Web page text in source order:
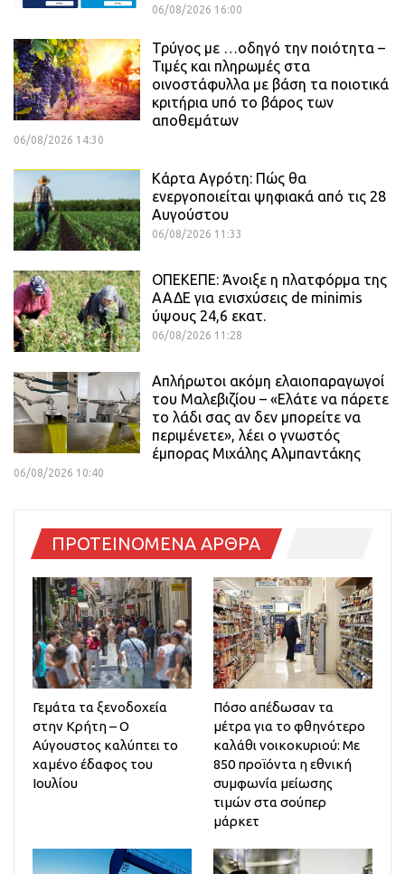
06/08/2026 16:00
Τρύγος με …οδηγό την ποιότητα –
Τιμές και πληρωμές στα
οινοστάφυλλα με βάση τα ποιοτικά
κριτήρια υπό το βάρος των
αποθεμάτων
06/08/2026 14:30
Κάρτα Αγρότη: Πώς θα
ενεργοποιείται ψηφιακά από τις 28
Αυγούστου
06/08/2026 11:33
ΟΠΕΚΕΠΕ: Άνοιξε η πλατφόρμα της
ΑΑΔΕ για ενισχύσεις de minimis
ύψους 24,6 εκατ.
06/08/2026 11:28
Απλήρωτοι ακόμη ελαιοπαραγωγοί
του Μαλεβιζίου – «Ελάτε να πάρετε
το λάδι σας αν δεν μπορείτε να
περιμένετε», λέει ο γνωστός
έμπορας Μιχάλης Αλμπαντάκης
06/08/2026 10:40
ΠΡΟΤΕΙΝΟΜΕΝΑ ΑΡΘΡΑ
Γεμάτα τα ξενοδοχεία
στην Κρήτη – Ο
Αύγουστος καλύπτει το
χαμένο έδαφος του
Ιουλίου
Πόσο απέδωσαν τα
μέτρα για το φθηνότερο
καλάθι νοικοκυριού: Με
850 προϊόντα η εθνική
συμφωνία μείωσης
τιμών στα σούπερ
μάρκετ